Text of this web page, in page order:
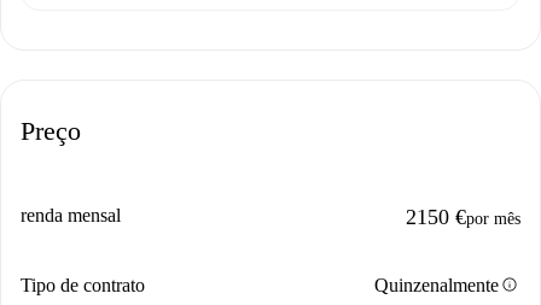
Preço
renda mensal 2150 €por mês
Tipo de contrato Quinzenalmenteinfo